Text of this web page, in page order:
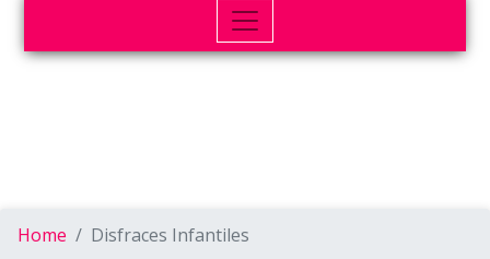
Home Disfraces Infantiles